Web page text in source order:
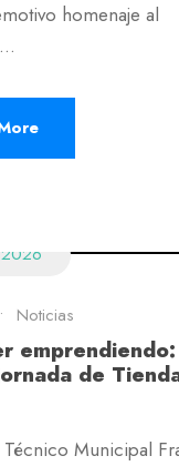
homenaje al
• Noticias
emprendiendo:
de
Municipal